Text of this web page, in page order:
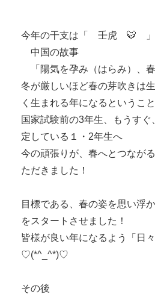
今年の干支は「　壬虎　🐯　」
中国の故事
「陽気を孕み（はらみ）、春
冬が厳しいほど春の芽吹きは
く生まれる年になるということ
国家試験前の3年生、もうす
定している１・2年生へ
今の頑張りが、春へとつなが
ただきました！
目標である、春の姿を思い浮
をスタートさせました！
皆様が良い年になるよう「日
♡(*^_^*)♡
その後